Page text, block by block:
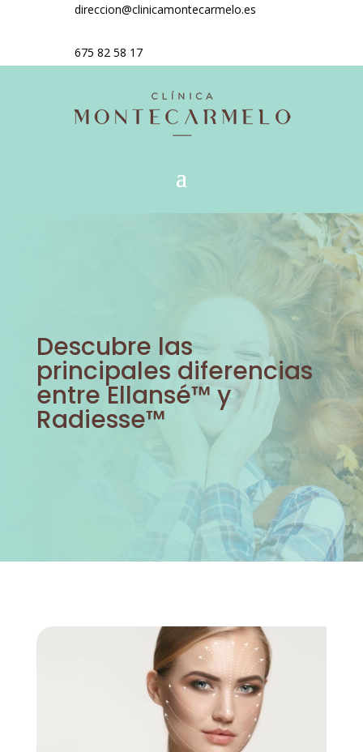
direccion@clinicamontecarmelo.es
675 82 58 17
Descubre las
principales diferencias
entre Ellansé™ y
Radiesse™